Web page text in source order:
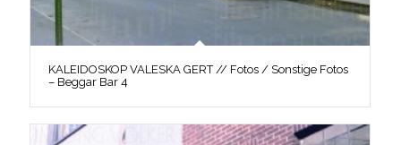
KALEIDOSKOP VALESKA GERT // Fotos / Sonstige Fotos
– Beggar Bar 4